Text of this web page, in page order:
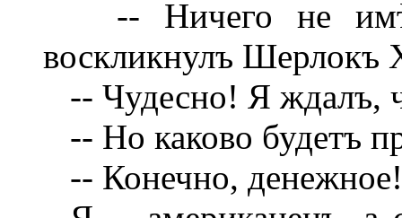
-- Ничего не
воскликнулъ Шерлокъ
-- Чудесно! Я ждалъ,
-- Но каково будетъ
-- Конечно,